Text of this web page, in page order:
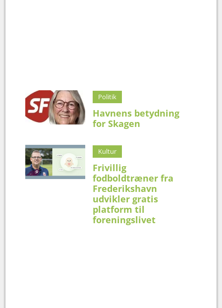
Politik
Havnens betydning
for Skagen
Kultur
Frivillig
fodboldtræner fra
Frederikshavn
udvikler gratis
platform til
foreningslivet